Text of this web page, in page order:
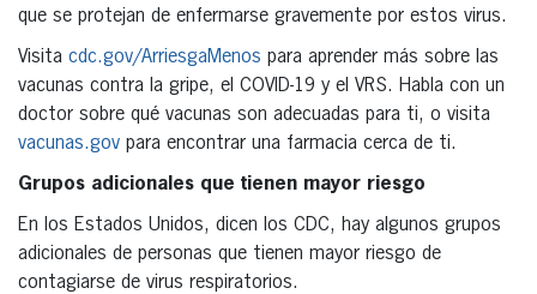
que se protejan de enfermarse gravemente por estos virus.
Visita cdc.gov/ArriesgaMenos para aprender más sobre las
vacunas contra la gripe, el COVID-19 y el VRS. Habla con un
doctor sobre qué vacunas son adecuadas para ti, o visita
vacunas.gov para encontrar una farmacia cerca de ti.
Grupos adicionales que tienen mayor riesgo
En los Estados Unidos, dicen los CDC, hay algunos grupos
adicionales de personas que tienen mayor riesgo de
contagiarse de virus respiratorios.